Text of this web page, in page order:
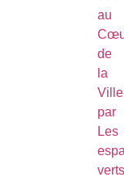
au
de
la
Ville
par
Les
verts